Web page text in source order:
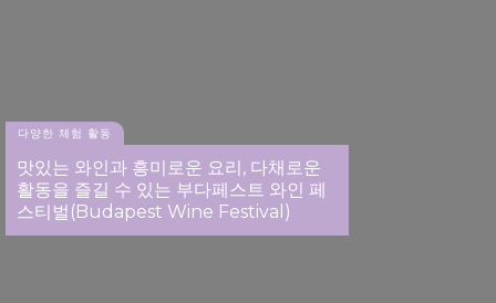
다양한 체험 활동
맛있는 와인과 흥미로운 요리, 다채로운
활동을 즐길 수 있는 부다페스트 와인 페
스티벌(Budapest Wine Festival)